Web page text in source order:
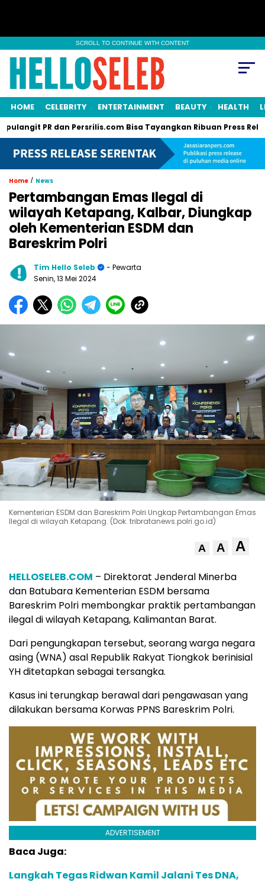
SCROLL TO CONTINUE WITH CONTENT
HOME CELEBRITY ENTERTAINMENT BEAUTY HEALTH
dan Persrilis.com Bisa Tayangkan Ribuan Press Release,
Home / News
Pertambangan Emas Ilegal di
wilayah Ketapang, Kalbar, Diungkap
oleh Kementerian ESDM dan
Bareskrim Polri
Tim Hello Seleb
- Pewarta
Senin, 13 Mei 2024
Kementerian ESDM dan Bareskrim Polri Ungkap Pertambangan Emas
Ilegal di wilayah Ketapang. (Dok. tribratanews.polri.go.id)
A A A
HELLOSELEB.COM – Direktorat Jenderal Minerba
dan Batubara Kementerian ESDM bersama
Bareskrim Polri membongkar praktik pertambangan
ilegal di wilayah Ketapang, Kalimantan Barat.
Dari pengungkapan tersebut, seorang warga negara
asing (WNA) asal Republik Rakyat Tiongkok berinisial
YH ditetapkan sebagai tersangka.
Kasus ini terungkap berawal dari pengawasan yang
dilakukan bersama Korwas PPNS Bareskrim Polri.
ADVERTISEMENT
Baca Juga:
Langkah Tegas Ridwan Kamil Jalani Tes DNA,